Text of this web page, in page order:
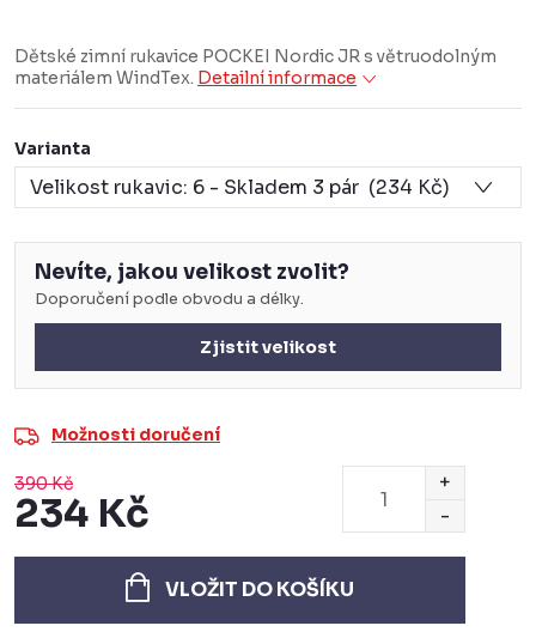
Dětské zimní rukavice POCKEI Nordic JR s větruodolným
materiálem WindTex. Detailní informace
Varianta
Nevíte, jakou velikost zvolit?
Doporučení podle obvodu a délky.
Zjistit velikost
Možnosti doručení
390 Kč
234 Kč
cena:
VLOŽIT DO KOŠÍKU